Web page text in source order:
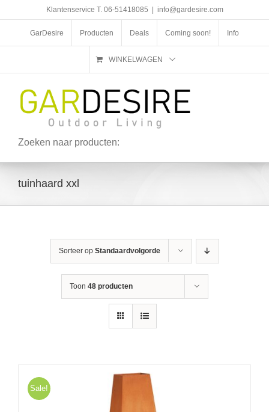
Klantenservice T. 06-51418085 info@gardesire.com
GarDesire Producten Deals Coming soon! Info
WINKELWAGEN
Zoeken naar producten:
tuinhaard xxl
Sorteer op Standaardvolgorde
Toon 48 producten
Sale!